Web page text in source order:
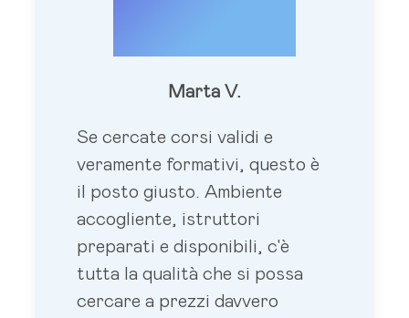
Marta V.
Se cercate corsi validi e
veramente formativi, questo è
il posto giusto. Ambiente
accogliente, istruttori
preparati e disponibili, c'è
tutta la qualità che si possa
cercare a prezzi davvero